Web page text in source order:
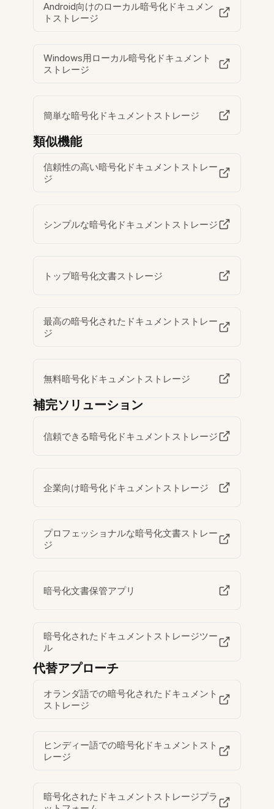
Android向けのローカル暗号化ドキュメン
トストレージ
Windows用ローカル暗号化ドキュメント
ストレージ
簡単な暗号化ドキュメントストレージ
類似機能
信頼性の高い暗号化ドキュメントストレー
ジ
シンプルな暗号化ドキュメントストレージ
トップ暗号化文書ストレージ
最高の暗号化されたドキュメントストレー
ジ
無料暗号化ドキュメントストレージ
補完ソリューション
信頼できる暗号化ドキュメントストレージ
企業向け暗号化ドキュメントストレージ
プロフェッショナルな暗号化文書ストレー
ジ
暗号化文書保管アプリ
暗号化されたドキュメントストレージツー
ル
代替アプローチ
オランダ語での暗号化されたドキュメント
ストレージ
ヒンディー語での暗号化ドキュメントスト
レージ
暗号化されたドキュメントストレージプラ